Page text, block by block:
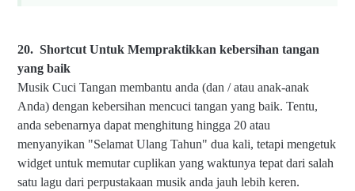
20. Shortcut Untuk Mempraktikkan kebersihan tangan
yang baik
Musik Cuci Tangan membantu anda (dan / atau anak-anak
Anda) dengan kebersihan mencuci tangan yang baik. Tentu,
anda sebenarnya dapat menghitung hingga 20 atau
menyanyikan "Selamat Ulang Tahun" dua kali, tetapi mengetuk
widget untuk memutar cuplikan yang waktunya tepat dari salah
satu lagu dari perpustakaan musik anda jauh lebih keren.